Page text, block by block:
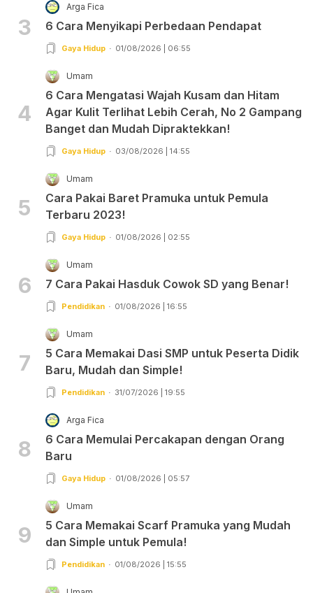
3
Arga Fica
6 Cara Menyikapi Perbedaan Pendapat
Gaya Hidup 01/08/2026 | 06:55
4
Umam
6 Cara Mengatasi Wajah Kusam dan Hitam
Agar Kulit Terlihat Lebih Cerah, No 2 Gampang
Banget dan Mudah Dipraktekkan!
Gaya Hidup 03/08/2026 | 14:55
5
Umam
Cara Pakai Baret Pramuka untuk Pemula
Terbaru 2023!
Gaya Hidup 01/08/2026 | 02:55
6
Umam
7 Cara Pakai Hasduk Cowok SD yang Benar!
Pendidikan 01/08/2026 | 16:55
7
Umam
5 Cara Memakai Dasi SMP untuk Peserta Didik
Baru, Mudah dan Simple!
Pendidikan 31/07/2026 | 19:55
8
Arga Fica
6 Cara Memulai Percakapan dengan Orang
Baru
Gaya Hidup 01/08/2026 | 05:57
9
Umam
5 Cara Memakai Scarf Pramuka yang Mudah
dan Simple untuk Pemula!
Pendidikan 01/08/2026 | 15:55